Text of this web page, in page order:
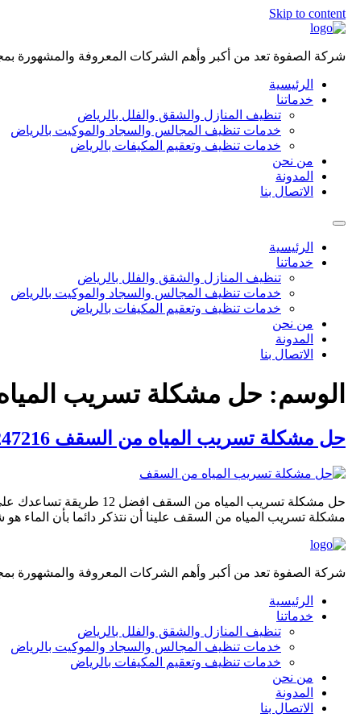
Skip to content
شركة الصفوة تعد من أكبر وأهم الشركات المعروفة والمشهورة
الرئيسية
خدماتنا
تنظيف المنازل والشقق والفلل بالرياض
خدمات تنظيف المجالس والسجاد والموكيت بالرياض
خدمات تنظيف وتعقيم المكيفات بالرياض
من نحن
المدونة
الاتصال بنا
الرئيسية
خدماتنا
تنظيف المنازل والشقق والفلل بالرياض
خدمات تنظيف المجالس والسجاد والموكيت بالرياض
خدمات تنظيف وتعقيم المكيفات بالرياض
من نحن
المدونة
الاتصال بنا
الوسم: حل مشكلة تسريب
حل مشكلة تسريب المياه من السقف 0550247216
حل مشكلة تسريب
مشكلة تسريب المياه من السقف علينا أن نتذكر دائما بأن الماء
شركة الصفوة تعد من أكبر وأهم الشركات المعروفة والمشهورة
الرئيسية
خدماتنا
تنظيف المنازل والشقق والفلل بالرياض
خدمات تنظيف المجالس والسجاد والموكيت بالرياض
خدمات تنظيف وتعقيم المكيفات بالرياض
من نحن
المدونة
الاتصال بنا